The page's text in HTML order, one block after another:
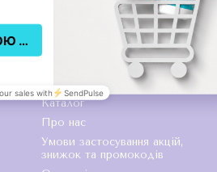
Вхід до кабінету
Каталог
Про нас
Умови застосування акцій,
знижок та промокодів